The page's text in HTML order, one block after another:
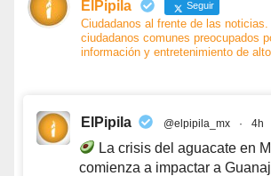
ElPipila Seguir
Ciudadanos al frente de las noticias.
ciudadanos comunes preocupados
información y entretenimiento de
ElPipila @elpipila_mx · 4h
La crisis del aguacate en
comienza a impactar a